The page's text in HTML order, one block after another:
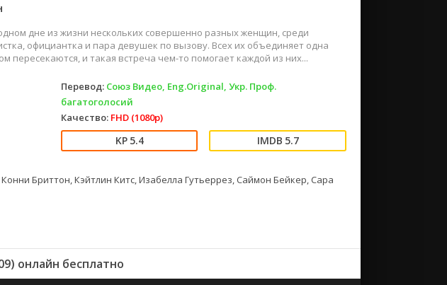
дне из жизни нескольких совершенно разных женщин, среди
официантка и пара девушек по вызову. Всех их объединяет одна
и такая встреча чем-то помогает каждой из них...
Перевод: Союз Видео, Eng.Original, Укр. Проф.
багатоголосий
Качество: FHD (1080p)
5.4 5.7
Бриттон, Кэйтлин Китс, Изабелла Гутьеррез, Саймон Бейкер, Сара
онлайн бесплатно